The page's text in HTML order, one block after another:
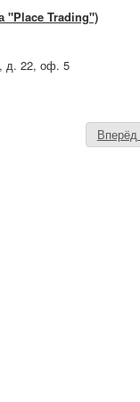
"Place Trading")
д. 22, оф. 5
Вперёд